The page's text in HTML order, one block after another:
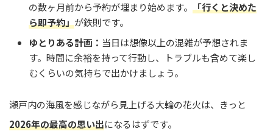
の数ヶ月前から予約が埋まり始めます。 「行くと決めた
ら即予約」が鉄則です。
ゆとりある計画： 当日は想像以上の混雑が予想されま
す。時間に余裕を持って行動し、トラブルも含めて楽し
むくらいの気持ちで出かけましょう。
瀬戸内の海風を感じながら見上げる大輪の花火は、きっと
2026年の最高の思い出になるはずです。